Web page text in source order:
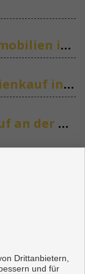
Ihr deutscher Makler für Immobilien in Marbella
Due Diligence beim Immobilienkauf in Spanien
Steuern beim Immobilienkauf an der Costa del Sol
Drittanbietern,
und für